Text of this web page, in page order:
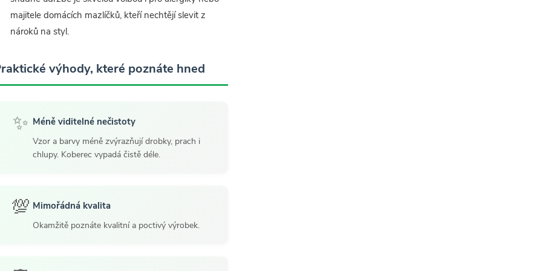
majitele domácích mazlíčků, kteří nechtějí slevit z
nároků na styl.
výhody, které poznáte hned
✨ Méně viditelné nečistoty
Vzor a barvy méně zvýrazňují drobky, prach i
chlupy. Koberec vypadá čistě déle.
💯 Mimořádná kvalita
Okamžitě poznáte kvalitní a poctivý výrobek.